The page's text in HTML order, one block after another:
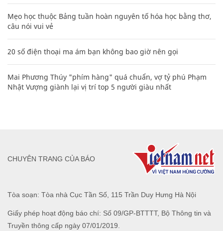
Mẹo học thuộc Bảng tuần hoàn nguyên tố hóa học bằng thơ,
câu nói vui vẻ
20 số điện thoại ma ám bạn không bao giờ nên gọi
Mai Phương Thúy "phím hàng" quá chuẩn, vợ tỷ phú Phạm
Nhật Vượng giành lại vị trí top 5 người giàu nhất
Tòa soạn: Tòa nhà Cục Tần Số, 115 Trần Duy Hưng Hà Nội
Giấy phép hoạt động báo chí: Số 09/GP-BTTTT, Bộ Thông tin và
Truyền thông cấp ngày 07/01/2019.
CHUYÊN TRANG CỦA BÁO